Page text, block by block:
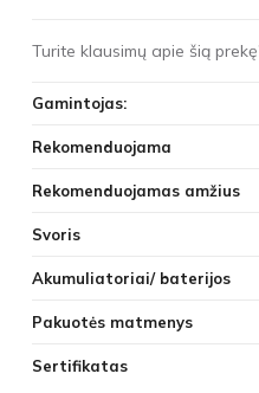
Turite klausimų apie šią
Gamintojas:
Rekomenduojama
Rekomenduojamas amžius
Svoris
Akumuliatoriai/ baterijos
Pakuotės matmenys
Sertifikatas